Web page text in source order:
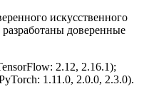
искусственного
доверенные
2.12, 2.16.1);
1.11.0, 2.0.0, 2.3.0).